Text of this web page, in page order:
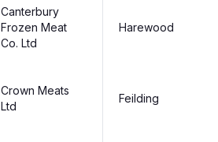
Canterbury
Frozen Meat
Co. Ltd
Harewood
Crown Meats
Ltd
Feilding